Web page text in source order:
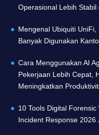
Operasional Lebih Stabil
Mengenal Ubiquiti
Banyak Digunakan
Cara Menggunakan AI
Pekerjaan Lebih Cepat,
Meningkatkan
10 Tools Digital
Incident Response 2026